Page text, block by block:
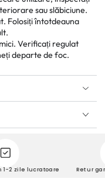
sau slăbiciune.
Folosiți întotdeauna
Verificați regulat
departe de foc.
2 zile lucratoare Retur